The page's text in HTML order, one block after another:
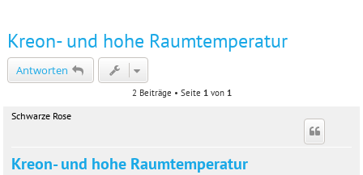
Kreon- und hohe Raumtemperatur
Antworten
2 Beiträge • Seite 1 von 1
Schwarze Rose
Kreon- und hohe Raumtemperatur